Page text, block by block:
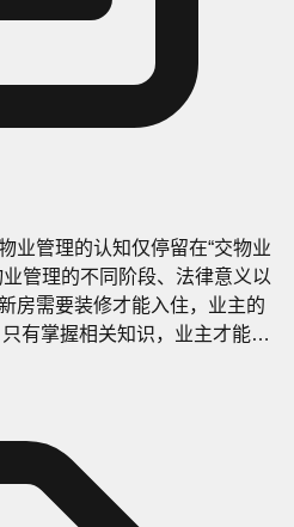
业管理的认知仅停留在“交物业
管理的不同阶段、法律意义以
房需要装修才能入住，业主的
只有掌握相关知识，业主才能清
避免在物业管理中陷入被动。